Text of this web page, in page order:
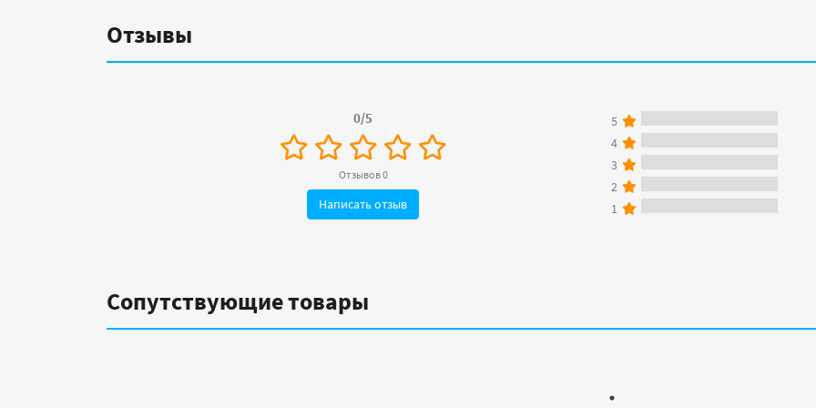
Отзывы
0/5
Отзывов 0
Написать отзыв
5
4
3
2
1
Сопутствующие товары